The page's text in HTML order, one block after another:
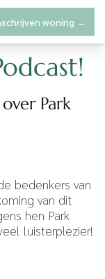
woning →
Park
bedenkers van
van dit
hen Park
luisterplezier!